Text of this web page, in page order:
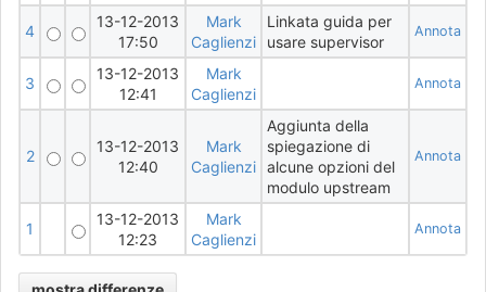
4
13-12-2013
17:50
Mark
Caglienzi
Linkata guida per
usare supervisor
Annota
3
13-12-2013
12:41
Mark
Caglienzi
Annota
2
13-12-2013
12:40
Mark
Caglienzi
Aggiunta della
spiegazione di
alcune opzioni del
modulo upstream
Annota
1
13-12-2013
12:23
Mark
Caglienzi
Annota